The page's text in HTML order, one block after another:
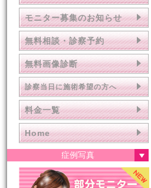
モニター募集のお知らせ
無料相談・診察予約
無料画像診断
診察当日に施術希望の方へ
料金一覧
Home
症例写真